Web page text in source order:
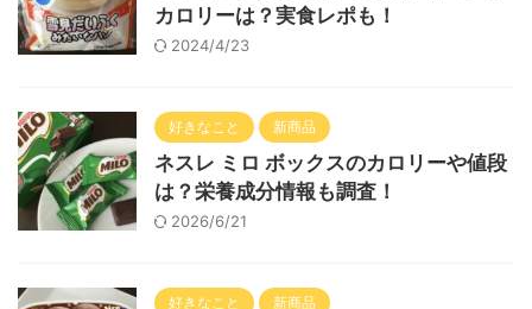
カロリーは？実食レポも！
2024/4/23
好きなこと 新商品
ネスレ ミロ ボックスのカロリーや値段
は？栄養成分情報も調査！
2026/6/21
好きなこと 新商品